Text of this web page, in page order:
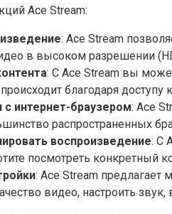
Ace Stream:
: Ace Stream
в высоком разрешении
: С Ace Stream вы
благодаря
с интернет-браузером: Ace
распространенных
воспроизведение: С
посмотреть конкретный
: Ace Stream
видео, настроить